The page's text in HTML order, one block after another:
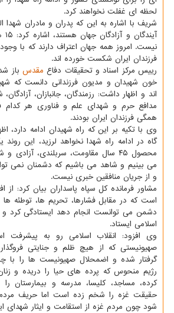
لحظه ای غفلت نخواهند کرد.
شریف با اشاره به این که پدران و مادران شهدا
نیست. امروز همه جهان اعتراف دارند که با
فرزندان ایران شکست خورده اند.
رییس مرکز اسناد و تحقیقات دفاع مقدس باز
خون شهیدان و مدیون فرزندانی دانست که
اند و اظهار داشت: رزمندگان، جانبازان،
مدافع حرم و شهدای علم و فناوری هر کدام
همگی فرزندان ایران بودند.
وی با تکیه بر این که راه شهیدان ادامه دارد،
گاه در ادامه راه شهدا نخواهد لرزید، این
محصول ۴۵ سال مقاومت، سربلندی،
می بینیم و شاهد می باشیم که دشمنان نمی
و از جریان منافقین خبری نیست.
مشاور فرمانده کل سپاه پاسداران بیان کرد: از
است که در مقابل فشارها، تحریم ها، توطئه
دشمن می توانست انجام دهد ایستادگی کرد و
اسلامی ایستاد.
وی افزود: انقلاب اسلامی رو به پیشرفت
صهیونیستی که از هیچ ظلم و جنایتی
گرفتار شده و اضمحلال صهیونیست ها را با
رژیم منحوس که پرده های حیا را دریده و
کرده، مساجد، کلیسا، مدرسه و بیمارستان
حقیقت غزه را شخم زده است اما حریف
شود چون مردم غزه از استقامت و ایثار شهدای